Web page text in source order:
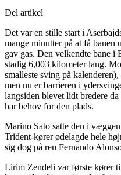
Del artikel
Det var en stille start i
mange minutter på at få banen
gav gas. Den velkendte bane i
stadig 6,003 kilometer lang.
smalleste sving på
men nu er barrieren i
langsiden blevet lidt bredere
har behov for den plads.
Marino Sato satte den i
Trident-kører ødelagde hele
sig dog på ren Fernando
Lirim Zendeli var første kører